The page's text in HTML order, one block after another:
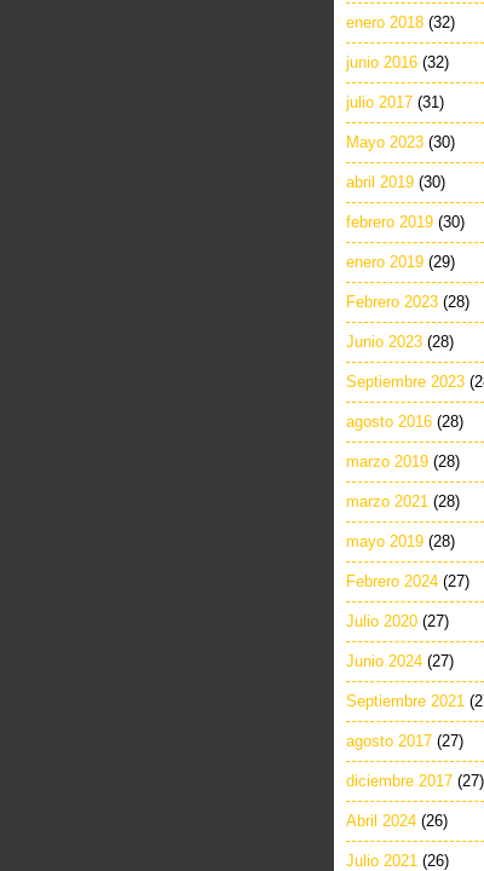
enero 2018 (32)
junio 2016 (32)
julio 2017 (31)
Mayo 2023 (30)
abril 2019 (30)
febrero 2019 (30)
enero 2019 (29)
Febrero 2023 (28)
Junio 2023 (28)
Septiembre 2023
agosto 2016 (28)
marzo 2019 (28)
marzo 2021 (28)
mayo 2019 (28)
Febrero 2024 (27)
Julio 2020 (27)
Junio 2024 (27)
Septiembre 2021
agosto 2017 (27)
diciembre 2017 (27)
Abril 2024 (26)
Julio 2021 (26)